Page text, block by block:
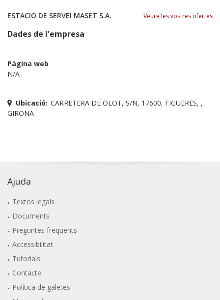
ESTACIO DE SERVEI MASET S.A. Veure les vostres ofertes
Dades de l'empresa
Pàgina web
N/A
Ubicació: CARRETERA DE OLOT, S/N, 17600, FIGUERES, ,
GIRONA
Ajuda
Textos legals
Documents
Preguntes freqüents
Accessibilitat
Tutorials
Contacte
Política de galetes